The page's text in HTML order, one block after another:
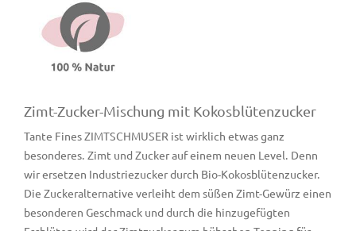
Zimt-Zucker-Mischung mit Kokosblütenzucker
Tante Fines ZIMTSCHMUSER ist wirklich etwas ganz
besonderes. Zimt und Zucker auf einem neuen Level. Denn
wir ersetzen Industriezucker durch Bio-Kokosblütenzucker.
Die Zuckeralternative verleiht dem süßen Zimt-Gewürz einen
besonderen Geschmack und durch die hinzugefügten